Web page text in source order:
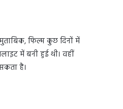
फिल्म कुछ दिनों में
में बनी हुई थी। वहीं
है।